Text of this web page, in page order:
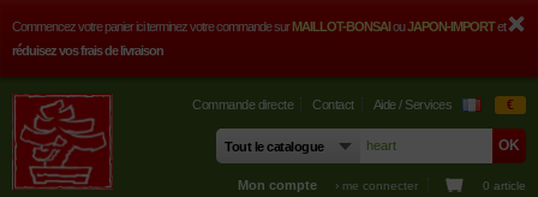
Commencez votre panier ici terminez votre commande surMAILLOT-BONSAIouJAPON-IMPORTet
réduisez vos frais de livraison
Commande directe Contact Aide / Services €
Mon compte › me connecter 0 article